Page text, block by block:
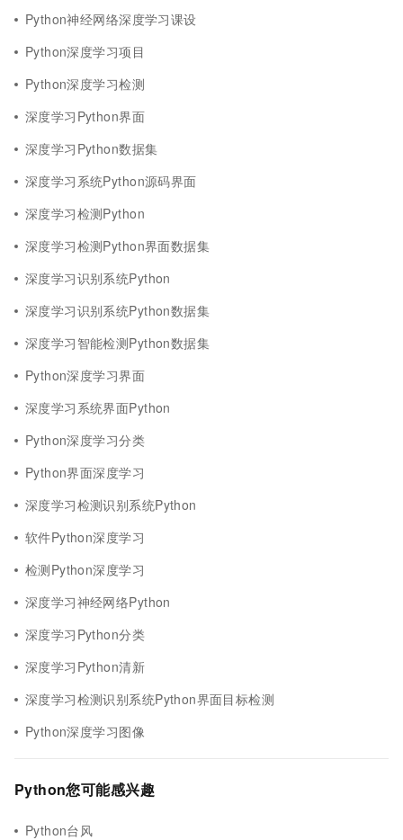
Python神经网络深度学习课设
Python深度学习项目
Python深度学习检测
深度学习Python界面
深度学习Python数据集
深度学习系统Python源码界面
深度学习检测Python
深度学习检测Python界面数据集
深度学习识别系统Python
深度学习识别系统Python数据集
深度学习智能检测Python数据集
Python深度学习界面
深度学习系统界面Python
Python深度学习分类
Python界面深度学习
深度学习检测识别系统Python
软件Python深度学习
检测Python深度学习
深度学习神经网络Python
深度学习Python分类
深度学习Python清新
深度学习检测识别系统Python界面目标检测
Python深度学习图像
Python您可能感兴趣
Python台风